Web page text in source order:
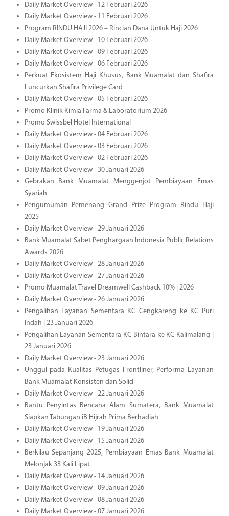
Daily Market Overview - 12 Februari 2026
Daily Market Overview - 11 Februari 2026
Program RINDU HAJI 2026 – Rincian Dana Untuk Haji 2026
Daily Market Overview - 10 Februari 2026
Daily Market Overview - 09 Februari 2026
Daily Market Overview - 06 Februari 2026
Perkuat Ekosistem Haji Khusus, Bank Muamalat dan Shafira
Luncurkan Shafira Privilege Card
Daily Market Overview - 05 Februari 2026
Promo Klinik Kimia Farma & Laboratorium 2026
Promo Swissbel Hotel International
Daily Market Overview - 04 Februari 2026
Daily Market Overview - 03 Februari 2026
Daily Market Overview - 02 Februari 2026
Daily Market Overview - 30 Januari 2026
Gebrakan Bank Muamalat Menggenjot Pembiayaan Emas
Syariah
Pengumuman Pemenang Grand Prize Program Rindu Haji
2025
Daily Market Overview - 29 Januari 2026
Bank Muamalat Sabet Penghargaan Indonesia Public Relations
Awards 2026
Daily Market Overview - 28 Januari 2026
Daily Market Overview - 27 Januari 2026
Promo Muamalat Travel Dreamwell Cashback 10% | 2026
Daily Market Overview - 26 Januari 2026
Pengalihan Layanan Sementara KC Cengkareng ke KC Puri
Indah | 23 Januari 2026
Pengalihan Layanan Sementara KC Bintara ke KC Kalimalang |
23 Januari 2026
Daily Market Overview - 23 Januari 2026
Unggul pada Kualitas Petugas Frontliner, Performa Layanan
Bank Muamalat Konsisten dan Solid
Daily Market Overview - 22 Januari 2026
Bantu Penyintas Bencana Alam Sumatera, Bank Muamalat
Siapkan Tabungan iB Hijrah Prima Berhadiah
Daily Market Overview - 19 Januari 2026
Daily Market Overview - 15 Januari 2026
Berkilau Sepanjang 2025, Pembiayaan Emas Bank Muamalat
Melonjak 33 Kali Lipat
Daily Market Overview - 14 Januari 2026
Daily Market Overview - 09 Januari 2026
Daily Market Overview - 08 Januari 2026
Daily Market Overview - 07 Januari 2026